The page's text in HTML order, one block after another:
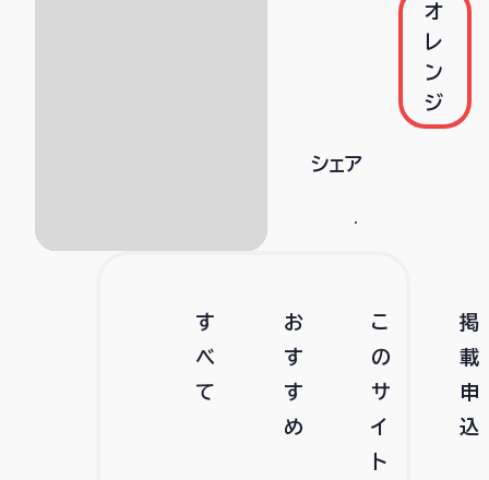
オ
レ
ン
ジ
シェア
す
べ
て
お
す
す
め
こ
の
サ
イ
ト
掲
載
申
込